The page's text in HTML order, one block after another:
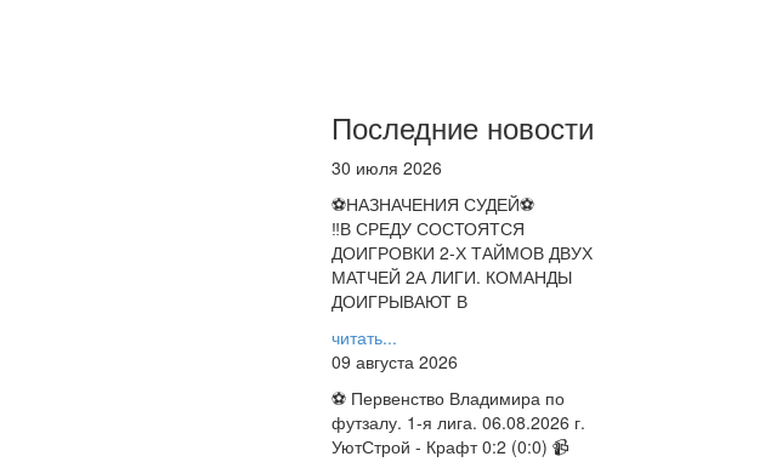
Последние новости
30 июля 2026
⚽НАЗНАЧЕНИЯ СУДЕЙ⚽
‼В СРЕДУ СОСТОЯТСЯ
ДОИГРОВКИ 2-Х ТАЙМОВ ДВУХ
МАТЧЕЙ 2А ЛИГИ. КОМАНДЫ
ДОИГРЫВАЮТ В
читать...
09 августа 2026
⚽ Первенство Владимира по
футзалу. 1-я лига. 06.08.2026 г.
УютСтрой - Крафт 0:2 (0:0) 📹